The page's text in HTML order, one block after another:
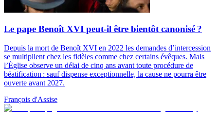
Le pape Benoît XVI peut-il être bientôt canonisé ?
Depuis la mort de Benoît XVI en 2022 les demandes d’intercession
se multiplient chez les fidèles comme chez certains évêques. Mais
l’Église observe un délai de cinq ans avant toute procédure de
béatification : sauf dispense exceptionnelle, la cause ne pourra être
ouverte avant 2027.
François d'Assise